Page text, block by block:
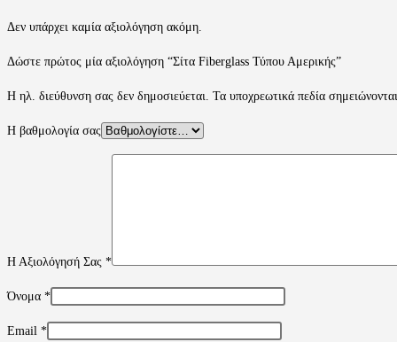
Δεν υπάρχει καμία αξιολόγηση ακόμη.
Δώστε πρώτος μία αξιολόγηση “Σίτα Fiberglass Τύπου Αμερικής”
Η ηλ. διεύθυνση σας δεν δημοσιεύεται. Τα υποχρεωτικά πεδία
Η βαθμολογία σας
Η Αξιολόγησή Σας *
Όνομα *
Email *